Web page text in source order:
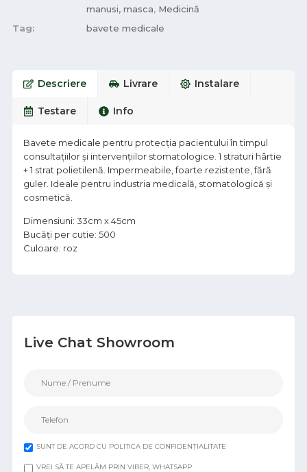
Live Chat Showroom
SUNT DE ACORD CU POLITICA DE CONFIDENȚIALITATE
VREI SĂ TE APELĂM PRIN VIBER, WHATSAPP
manusi, masca, Medicină
Tag:
bavete medicale
Descriere Livrare Instalare
Testare Info
Bavete medicale pentru protecția pacientului în timpul
consultațiilor și intervențiilor stomatologice. 1 straturi hârtie
+ 1 strat polietilenă. Impermeabile, foarte rezistente, fără
guler. Ideale pentru industria medicală, stomatologică și
cosmetică.
Dimensiuni: 33cm x 45cm
Bucăți per cutie: 500
Culoare: roz